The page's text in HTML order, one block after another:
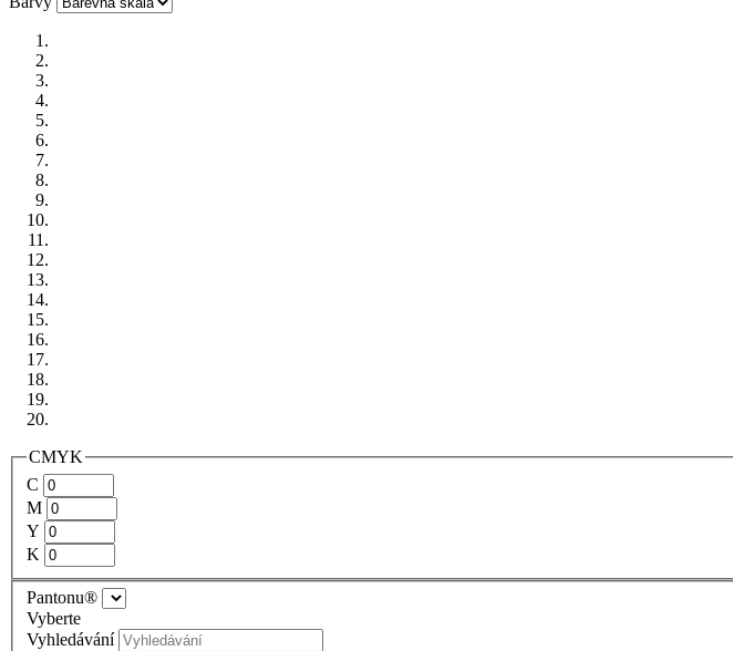
CMYK
C
M
Y
K
Pantonu®
Vyberte
Vyhledávání